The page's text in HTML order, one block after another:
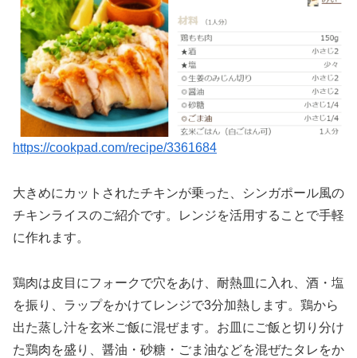
https://cookpad.com/recipe/3361684
大きめにカットされたチキンが乗った、シンガポール風の
チキンライスのご紹介です。レンジを活用することで手軽
に作れます。
鶏肉は皮目にフォークで穴をあけ、耐熱皿に入れ、酒・塩
を振り、ラップをかけてレンジで3分加熱します。鶏から
出た蒸し汁を玄米ご飯に混ぜます。お皿にご飯と切り分け
た鶏肉を盛り、醤油・砂糖・ごま油などを混ぜたタレをか